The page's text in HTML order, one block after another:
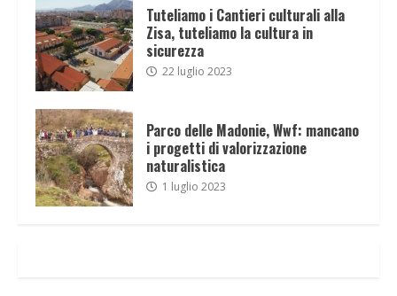
Tuteliamo i Cantieri culturali alla
Zisa, tuteliamo la cultura in
sicurezza
22 luglio 2023
Parco delle Madonie, Wwf: mancano
i progetti di valorizzazione
naturalistica
1 luglio 2023